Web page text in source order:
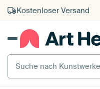
Kostenloser Versand
Kauf auf Rechnung
Individueller Druck auf
Suche nach Kunstwerken